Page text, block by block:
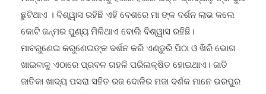
ମାଙ୍କର ଏ ବେଶ ଦେଖିବାକୁ ହଜାର ହଜାର ଭକ୍ତ ଶ୍ରଦ୍ଧାଳୁ ଙ୍କ ସୁଅ
ଛୁଟିଥାଏ । ବିଶ୍ୱାସ ରହିଛି ଏହି ବେଶରେ ମା ଙ୍କ ଦର୍ଶନ ଲାଭ କଲେ
କୋଟି ଜନ୍ମର ପୁଣ୍ୟ ମିଳିଥାଏ ବୋଲି ବିଶ୍ୱାସ ରହିଛି।
ମାବରୁଣେଇ କରୁଣେଇଙ୍କ ଦର୍ଶନ କରି ଏଣ୍ଡୁରି ପିଠା ଓ ଖିରି ଭୋଗ
ଖାଇବାକୁ ଏଠାରେ ପ୍ରବଳ ଗହଳି ପରିଲକ୍ଷିତ ହୋଇଥାଏ। ଜାତି